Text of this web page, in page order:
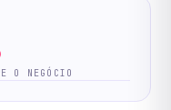
O NEGÓCIO